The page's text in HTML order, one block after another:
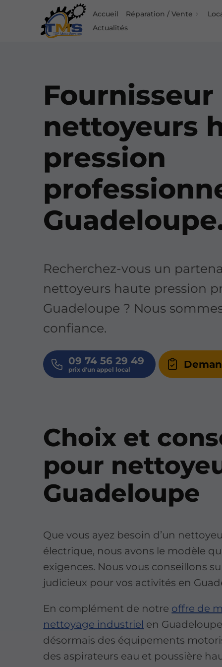
Accueil Réparation / Vente
Actualités
Fournisseur
nettoyeurs
pression
Recherchez-vous un
nettoyeurs haute pression
Guadeloupe ? Nous
confiance.
09 74 56 29 49
Choix et
pour
Guadeloupe
Que vous ayez besoin d’un
électrique, nous avons le modèle
exigences. Nous vous conseillons
judicieux pour vos activités en
En complément de notre offre de
nettoyage industriel en
désormais des équipements
des aspirateurs eau et poussière